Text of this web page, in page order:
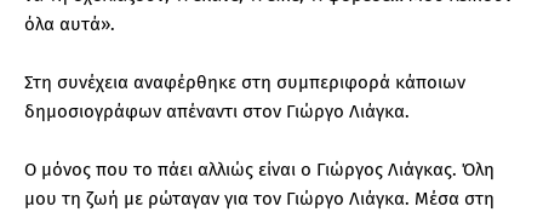
όλα αυτά».
Στη συνέχεια αναφέρθηκε στη συμπεριφορά κάποιων
δημοσιογράφων απέναντι στον Γιώργο Λιάγκα.
Ο μόνος που το πάει αλλιώς είναι ο Γιώργος Λιάγκας. Όλη
μου τη ζωή με ρώταγαν για τον Γιώργο Λιάγκα. Μέσα στη